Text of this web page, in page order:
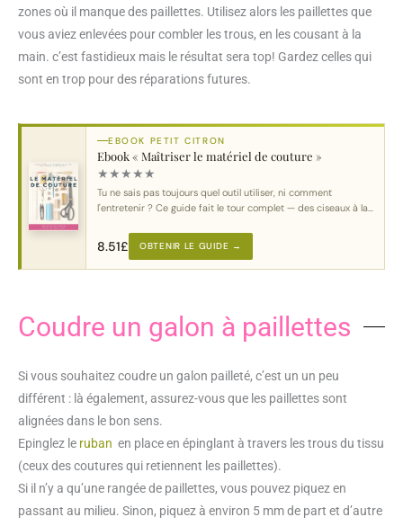
zones où il manque des paillettes. Utilisez alors les paillettes que
vous aviez enlevées pour combler les trous, en les cousant à la
main. c’est fastidieux mais le résultat sera top! Gardez celles qui
sont en trop pour des réparations futures.
EBOOK PETIT CITRON
Ebook « Maîtriser le matériel de couture »
★★★★★
Tu ne sais pas toujours quel outil utiliser, ni comment
l'entretenir ? Ce guide fait le tour complet — des ciseaux à la
8.51£ OBTENIR LE GUIDE →
Coudre un galon à paillettes
Si vous souhaitez coudre un galon pailleté, c’est un un peu
différent : là également, assurez-vous que les paillettes sont
alignées dans le bon sens.
Epinglez le ruban en place en épinglant à travers les trous du tissu
(ceux des coutures qui retiennent les paillettes).
Si il n’y a qu’une rangée de paillettes, vous pouvez piquez en
passant au milieu. Sinon, piquez à environ 5 mm de part et d’autre